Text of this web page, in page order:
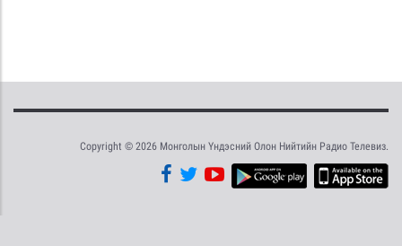
Copyright © 2026 Монголын Үндэсний Олон Нийтийн Радио Телевиз.